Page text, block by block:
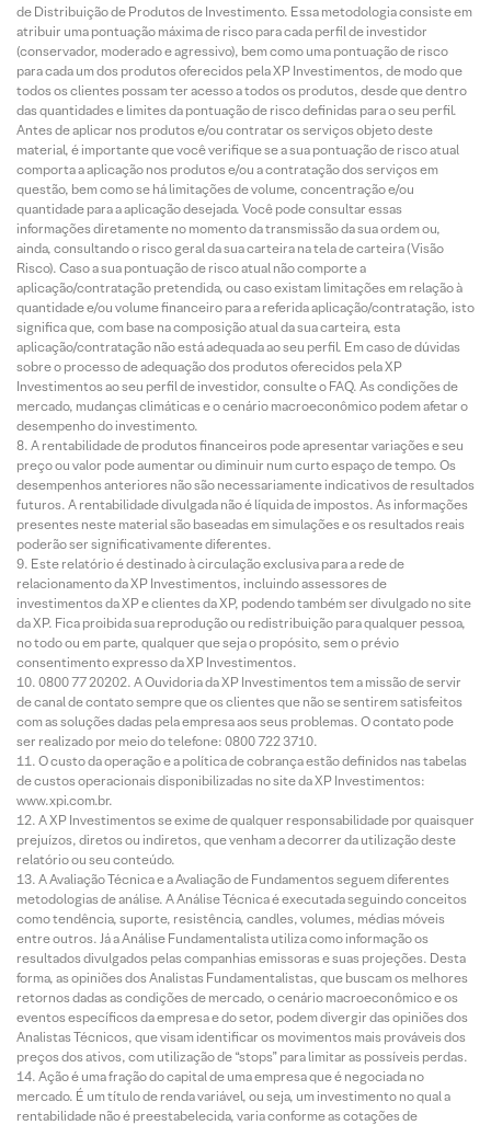
de Distribuição de Produtos de Investimento. Essa metodologia consiste em
atribuir uma pontuação máxima de risco para cada perfil de investidor
(conservador, moderado e agressivo), bem como uma pontuação de risco
para cada um dos produtos oferecidos pela XP Investimentos, de modo que
todos os clientes possam ter acesso a todos os produtos, desde que dentro
das quantidades e limites da pontuação de risco definidas para o seu perfil.
Antes de aplicar nos produtos e/ou contratar os serviços objeto deste
material, é importante que você verifique se a sua pontuação de risco atual
comporta a aplicação nos produtos e/ou a contratação dos serviços em
questão, bem como se há limitações de volume, concentração e/ou
quantidade para a aplicação desejada. Você pode consultar essas
informações diretamente no momento da transmissão da sua ordem ou,
ainda, consultando o risco geral da sua carteira na tela de carteira (Visão
Risco). Caso a sua pontuação de risco atual não comporte a
aplicação/contratação pretendida, ou caso existam limitações em relação à
quantidade e/ou volume financeiro para a referida aplicação/contratação, isto
significa que, com base na composição atual da sua carteira, esta
aplicação/contratação não está adequada ao seu perfil. Em caso de dúvidas
sobre o processo de adequação dos produtos oferecidos pela XP
Investimentos ao seu perfil de investidor, consulte o FAQ. As condições de
mercado, mudanças climáticas e o cenário macroeconômico podem afetar o
desempenho do investimento.
A rentabilidade de produtos financeiros pode apresentar variações e seu
preço ou valor pode aumentar ou diminuir num curto espaço de tempo. Os
desempenhos anteriores não são necessariamente indicativos de resultados
futuros. A rentabilidade divulgada não é líquida de impostos. As informações
presentes neste material são baseadas em simulações e os resultados reais
poderão ser significativamente diferentes.
Este relatório é destinado à circulação exclusiva para a rede de
relacionamento da XP Investimentos, incluindo assessores de
investimentos da XP e clientes da XP, podendo também ser divulgado no site
da XP. Fica proibida sua reprodução ou redistribuição para qualquer pessoa,
no todo ou em parte, qualquer que seja o propósito, sem o prévio
consentimento expresso da XP Investimentos.
0800 77 20202. A Ouvidoria da XP Investimentos tem a missão de servir
de canal de contato sempre que os clientes que não se sentirem satisfeitos
com as soluções dadas pela empresa aos seus problemas. O contato pode
ser realizado por meio do telefone: 0800 722 3710.
O custo da operação e a política de cobrança estão definidos nas tabelas
de custos operacionais disponibilizadas no site da XP Investimentos:
www.xpi.com.br.
A XP Investimentos se exime de qualquer responsabilidade por quaisquer
prejuízos, diretos ou indiretos, que venham a decorrer da utilização deste
relatório ou seu conteúdo.
A Avaliação Técnica e a Avaliação de Fundamentos seguem diferentes
metodologias de análise. A Análise Técnica é executada seguindo conceitos
como tendência, suporte, resistência, candles, volumes, médias móveis
entre outros. Já a Análise Fundamentalista utiliza como informação os
resultados divulgados pelas companhias emissoras e suas projeções. Desta
forma, as opiniões dos Analistas Fundamentalistas, que buscam os melhores
retornos dadas as condições de mercado, o cenário macroeconômico e os
eventos específicos da empresa e do setor, podem divergir das opiniões dos
Analistas Técnicos, que visam identificar os movimentos mais prováveis dos
preços dos ativos, com utilização de “stops” para limitar as possíveis perdas.
Ação é uma fração do capital de uma empresa que é negociada no
mercado. É um título de renda variável, ou seja, um investimento no qual a
rentabilidade não é preestabelecida, varia conforme as cotações de